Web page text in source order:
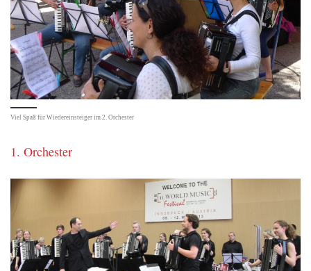
Viel Spaß für Wiedereinsteiger im 2. Orchester
1. Orchester